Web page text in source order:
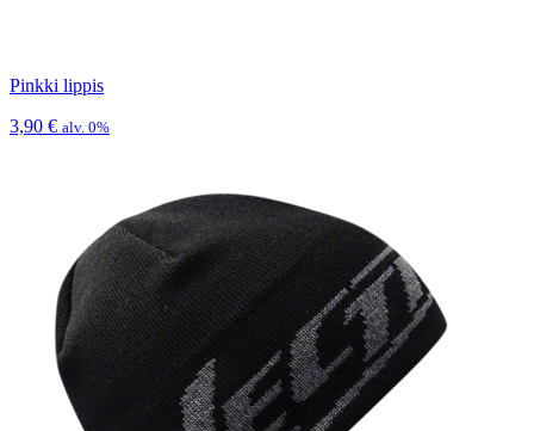
Pinkki lippis
3,90 € alv. 0%